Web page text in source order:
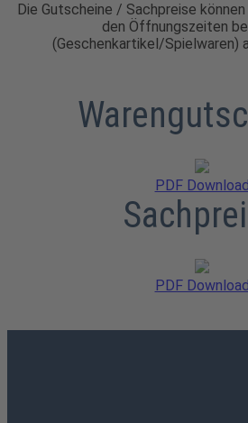
Die Gutscheine / Sachpreise
den Öffnungszeiten
(Geschenkartikel/Spielwaren)
PDF Download
PDF Download